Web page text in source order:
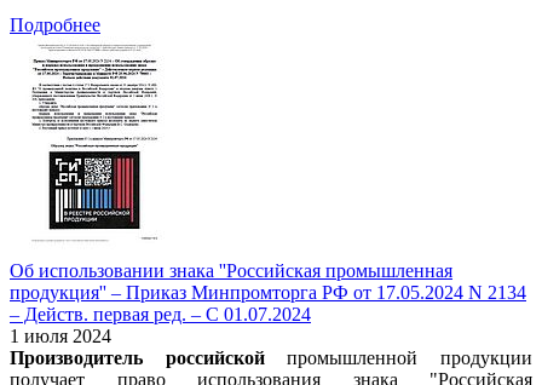
Подробнее
Об использовании знака ''Российская промышленная
продукция'' – Приказ Минпромторга РФ от 17.05.2024 N 2134
– Действ. первая ред. – С 01.07.2024
1 июля 2024
Производитель российскойпромышленной продукции
получает право использования знака "Российская